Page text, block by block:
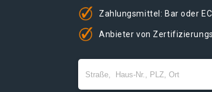
Zahlungsmittel: Bar oder
Anbieter von